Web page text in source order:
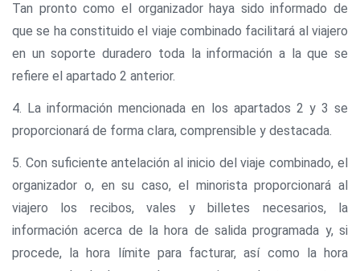
Tan pronto como el organizador haya sido informado de
que se ha constituido el viaje combinado facilitará al viajero
en un soporte duradero toda la información a la que se
refiere el apartado 2 anterior.
4. La información mencionada en los apartados 2 y 3 se
proporcionará de forma clara, comprensible y destacada.
5. Con suficiente antelación al inicio del viaje combinado, el
organizador o, en su caso, el minorista proporcionará al
viajero los recibos, vales y billetes necesarios, la
información acerca de la hora de salida programada y, si
procede, la hora límite para facturar, así como la hora